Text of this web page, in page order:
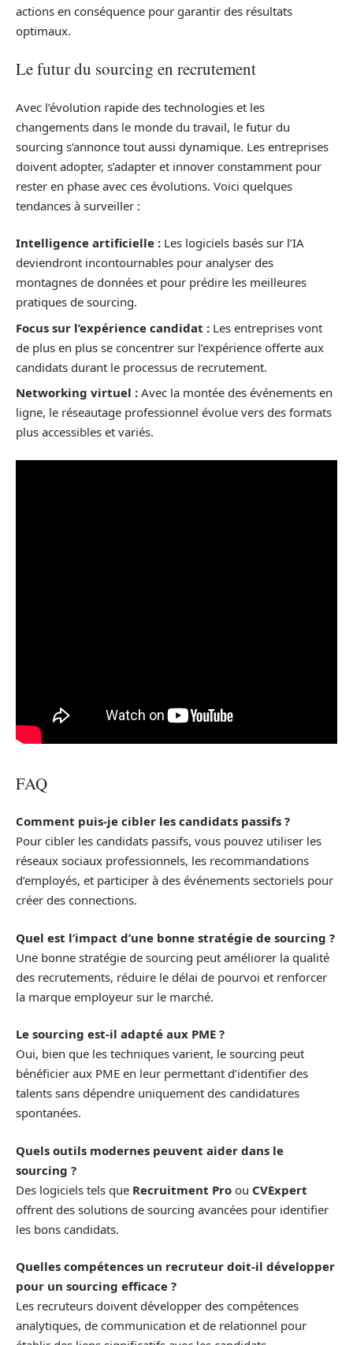
actions en conséquence pour garantir des résultats
optimaux.
Le futur du sourcing en recrutement
Avec l’évolution rapide des technologies et les
changements dans le monde du travail, le futur du
sourcing s’annonce tout aussi dynamique. Les entreprises
doivent adopter, s’adapter et innover constamment pour
rester en phase avec ces évolutions. Voici quelques
tendances à surveiller :
Intelligence artificielle : Les logiciels basés sur l’IA
deviendront incontournables pour analyser des
montagnes de données et pour prédire les meilleures
pratiques de sourcing.
Focus sur l’expérience candidat : Les entreprises vont
de plus en plus se concentrer sur l’expérience offerte aux
candidats durant le processus de recrutement.
Networking virtuel : Avec la montée des événements en
ligne, le réseautage professionnel évolue vers des formats
plus accessibles et variés.
FAQ
Comment puis-je cibler les candidats passifs ?
Pour cibler les candidats passifs, vous pouvez utiliser les
réseaux sociaux professionnels, les recommandations
d’employés, et participer à des événements sectoriels pour
créer des connections.
Quel est l’impact d’une bonne stratégie de sourcing ?
Une bonne stratégie de sourcing peut améliorer la qualité
des recrutements, réduire le délai de pourvoi et renforcer
la marque employeur sur le marché.
Le sourcing est-il adapté aux PME ?
Oui, bien que les techniques varient, le sourcing peut
bénéficier aux PME en leur permettant d’identifier des
talents sans dépendre uniquement des candidatures
spontanées.
Quels outils modernes peuvent aider dans le
sourcing ?
Des logiciels tels que Recruitment Pro ou CVExpert
offrent des solutions de sourcing avancées pour identifier
les bons candidats.
Quelles compétences un recruteur doit-il développer
pour un sourcing efficace ?
Les recruteurs doivent développer des compétences
analytiques, de communication et de relationnel pour